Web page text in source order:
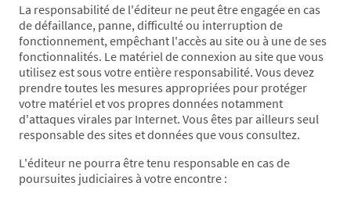
La responsabilité de l'éditeur ne peut être engagée en cas
de défaillance, panne, difficulté ou interruption de
fonctionnement, empêchant l'accès au site ou à une de ses
fonctionnalités. Le matériel de connexion au site que vous
utilisez est sous votre entière responsabilité. Vous devez
prendre toutes les mesures appropriées pour protéger
votre matériel et vos propres données notamment
d'attaques virales par Internet. Vous êtes par ailleurs seul
responsable des sites et données que vous consultez.
L'éditeur ne pourra être tenu responsable en cas de
poursuites judiciaires à votre encontre :